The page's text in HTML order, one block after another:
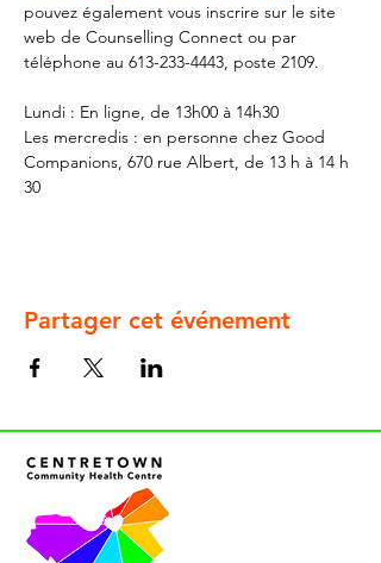
pouvez également vous inscrire sur le site
web de Counselling Connect ou par
téléphone au 613-233-4443, poste 2109.
Lundi : En ligne, de 13h00 à 14h30
Les mercredis : en personne chez Good
Companions, 670 rue Albert, de 13 h à 14 h
30
Partager cet événement